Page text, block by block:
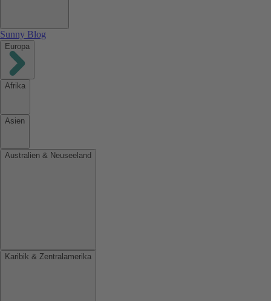
Sunny Blog
Europa
Afrika
Asien
Australien & Neuseeland
Karibik & Zentralamerika